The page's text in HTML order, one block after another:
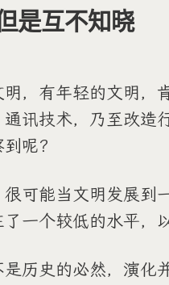
是互不知晓
，有年轻的文明，
讯技术，乃至改造
呢？
可能当文明发展到
一个较低的水平，
历史的必然，演化